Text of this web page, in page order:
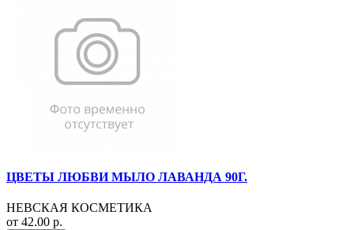
ЦВЕТЫ ЛЮБВИ МЫЛО ЛАВАНДА 90Г.
НЕВСКАЯ КОСМЕТИКА
от 42.00 р.